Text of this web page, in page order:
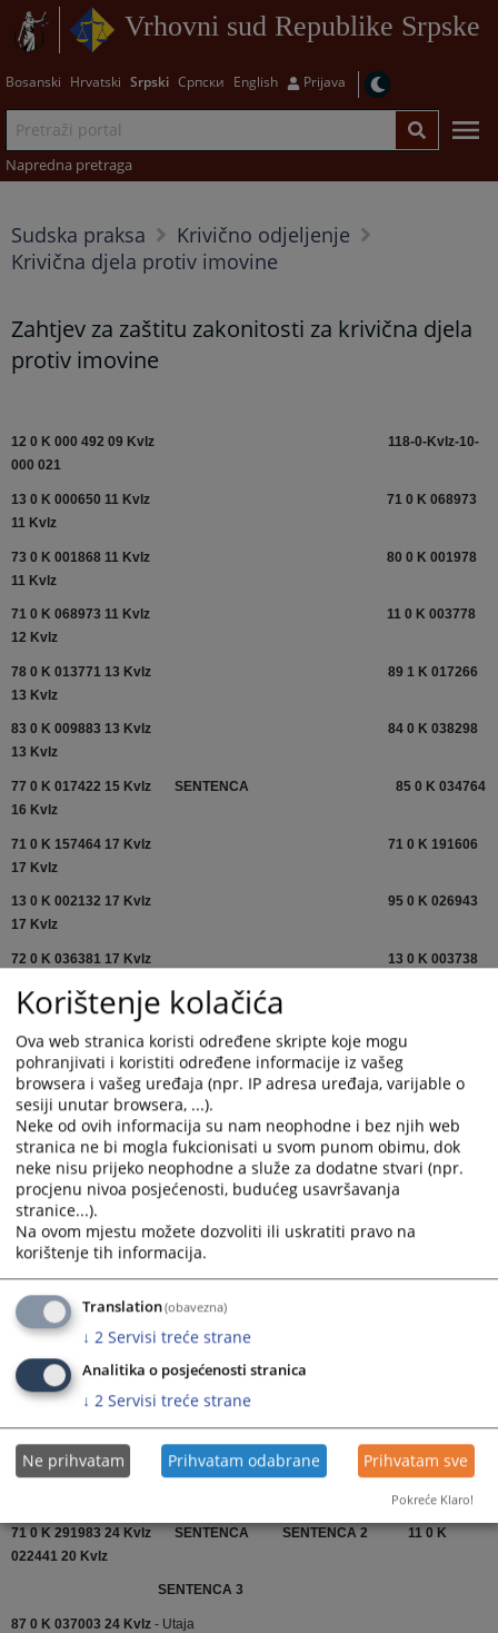
Vrhovni sud Republike Srpske
Bosanski Hrvatski Srpski Српски English Prijava
Napredna pretraga
Sudska praksa
Krivično odjeljenje
Krivična djela protiv imovine
Zahtjev za zaštitu zakonitosti za krivična djela
protiv imovine
12 0 K 000 492 09 Kvlz
118-0-Kvlz-10-
000 021
13 0 K 000650 11 Kvlz
71 0 K 068973
11 Kvlz
73 0 K 001868 11 Kvlz
80 0 K 001978
11 Kvlz
71 0 K 068973 11 Kvlz
11 0 K 003778
12 Kvlz
78 0 K 013771 13 Kvlz
89 1 K 017266
13 Kvlz
83 0 K 009883 13 Kvlz
84 0 K 038298
13 Kvlz
77 0 K 017422 15 Kvlz SENTENCA
85 0 K 034764
16 Kvlz
71 0 K 157464 17 Kvlz
71 0 K 191606
17 Kvlz
13 0 K 002132 17 Kvlz
95 0 K 026943
17 Kvlz
72 0 K 036381 17 Kvlz
13 0 K 003738
13 0 K 002673 18 Kvlz SENTENCA
020212 18 Kvlz
SENTENCA 3 SENTENCA 4
13 0 K 003738
18 Kvlz
71 0 K 139071 18 Kvlz SENTENCA SENTENCA 2
71 0 K
187797 18 Kvlz
SENTENCA
71 0 K 160716 18 Kvlz SENTENCA
84 0 K 046680
18 Kvlz
SENTENCA
73 0 K 021173 18 Kvlz SENTENCA
84 0 K 053821 19 Kvlz
19 Kvlz
77 0 K 077331 19 Kvlz
19 Kvlz
19 Kvlz
85 0 K 095880 22 Kvlz SENTENCA SENTENCA 2
78 0 K
71 0 K 291983 24 Kvlz SENTENCA SENTENCA 2
11 0 K
022441 20 Kvlz
SENTENCA 3
87 0 K 037003 24 Kvlz - Utaja
Korištenje kolačića
Ova web stranica koristi određene skripte koje mogu
pohranjivati i koristiti određene informacije iz vašeg
browsera i vašeg uređaja (npr. IP adresa uređaja, varijable o
sesiji unutar browsera, ...).
Neke od ovih informacija su nam neophodne i bez njih web
stranica ne bi mogla fukcionisati u svom punom obimu, dok
neke nisu prijeko neophodne a služe za dodatne stvari (npr.
procjenu nivoa posjećenosti, budućeg usavršavanja
stranice...).
Na ovom mjestu možete dozvoliti ili uskratiti pravo na
korištenje tih informacija.
Translation(obavezna)
↓ 2 Servisi treće strane
Analitika o posjećenosti stranica
↓ 2 Servisi treće strane
Ne prihvatam Prihvatam odabrane Prihvatam sve
Pokreće Klaro!